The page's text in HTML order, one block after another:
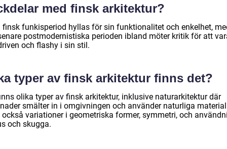
med finsk arkitektur?
finsk funkisperiod hyllas för sin funktionalitet och enkelhet,
postmodernistiska perioden ibland möter kritik för att
och flashy i sin stil.
typer av finsk arkitektur finns det?
olika typer av finsk arkitektur, inklusive naturarkitektur där
smälter in i omgivningen och använder naturliga
variationer i geometriska former, symmetri, och
och skugga.